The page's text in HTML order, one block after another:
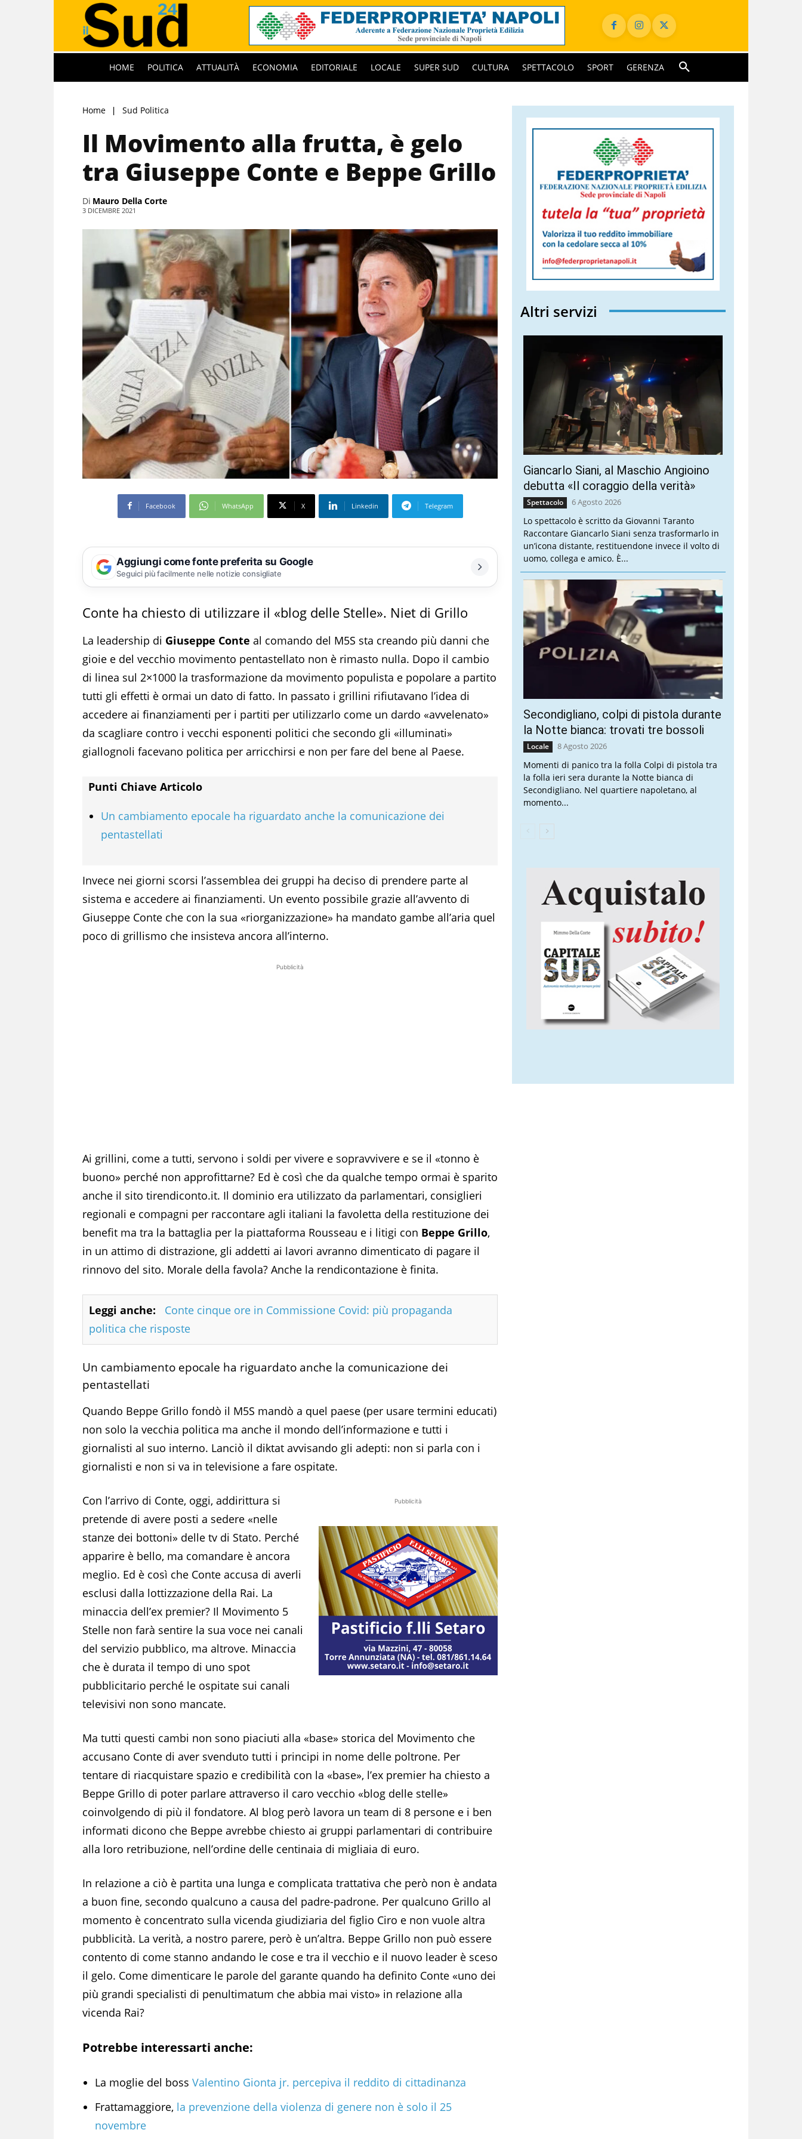
HOME POLITICA ATTUALITÀ ECONOMIA EDITORIALE LOCALE SUPER SUD CULTURA SPETTACOLO SPORT GERENZA
Home Sud Politica
Il Movimento alla frutta, è gelo
tra Giuseppe Conte e Beppe Grillo
Di Mauro Della Corte
3 DICEMBRE 2021
Facebook WhatsApp X Linkedin Telegram
Aggiungi come fonte preferita su Google
Seguici più facilmente nelle notizie consigliate
Conte ha chiesto di utilizzare il «blog delle Stelle». Niet di Grillo
La leadership di Giuseppe Conte al comando del M5S sta creando più danni che
gioie e del vecchio movimento pentastellato non è rimasto nulla. Dopo il cambio
di linea sul 2×1000 la trasformazione da movimento populista e popolare a partito
tutti gli effetti è ormai un dato di fatto. In passato i grillini rifiutavano l’idea di
accedere ai finanziamenti per i partiti per utilizzarlo come un dardo «avvelenato»
da scagliare contro i vecchi esponenti politici che secondo gli «illuminati»
giallognoli facevano politica per arricchirsi e non per fare del bene al Paese.
Punti Chiave Articolo
Un cambiamento epocale ha riguardato anche la comunicazione dei
pentastellati
Invece nei giorni scorsi l’assemblea dei gruppi ha deciso di prendere parte al
sistema e accedere ai finanziamenti. Un evento possibile grazie all’avvento di
Giuseppe Conte che con la sua «riorganizzazione» ha mandato gambe all’aria quel
poco di grillismo che insisteva ancora all’interno.
Pubblicità
Ai grillini, come a tutti, servono i soldi per vivere e sopravvivere e se il «tonno è
buono» perché non approfittarne? Ed è così che da qualche tempo ormai è sparito
anche il sito tirendiconto.it. Il dominio era utilizzato da parlamentari, consiglieri
regionali e compagni per raccontare agli italiani la favoletta della restituzione dei
benefit ma tra la battaglia per la piattaforma Rousseau e i litigi con Beppe Grillo,
in un attimo di distrazione, gli addetti ai lavori avranno dimenticato di pagare il
rinnovo del sito. Morale della favola? Anche la rendicontazione è finita.
Leggi anche:
Conte cinque ore in Commissione Covid: più propaganda
politica che risposte
Un cambiamento epocale ha riguardato anche la comunicazione dei
pentastellati
Quando Beppe Grillo fondò il M5S mandò a quel paese (per usare termini educati)
non solo la vecchia politica ma anche il mondo dell’informazione e tutti i
giornalisti al suo interno. Lanciò il diktat avvisando gli adepti: non si parla con i
giornalisti e non si va in televisione a fare ospitate.
Pubblicità
Con l’arrivo di Conte, oggi, addirittura si
pretende di avere posti a sedere «nelle
stanze dei bottoni» delle tv di Stato. Perché
apparire è bello, ma comandare è ancora
meglio. Ed è così che Conte accusa di averli
esclusi dalla lottizzazione della Rai. La
minaccia dell’ex premier? Il Movimento 5
Stelle non farà sentire la sua voce nei canali
del servizio pubblico, ma altrove. Minaccia
che è durata il tempo di uno spot
pubblicitario perché le ospitate sui canali
televisivi non sono mancate.
Ma tutti questi cambi non sono piaciuti alla «base» storica del Movimento che
accusano Conte di aver svenduto tutti i principi in nome delle poltrone. Per
tentare di riacquistare spazio e credibilità con la «base», l’ex premier ha chiesto a
Beppe Grillo di poter parlare attraverso il caro vecchio «blog delle stelle»
coinvolgendo di più il fondatore. Al blog però lavora un team di 8 persone e i ben
informati dicono che Beppe avrebbe chiesto ai gruppi parlamentari di contribuire
alla loro retribuzione, nell’ordine delle centinaia di migliaia di euro.
In relazione a ciò è partita una lunga e complicata trattativa che però non è andata
a buon fine, secondo qualcuno a causa del padre-padrone. Per qualcuno Grillo al
momento è concentrato sulla vicenda giudiziaria del figlio Ciro e non vuole altra
pubblicità. La verità, a nostro parere, però è un’altra. Beppe Grillo non può essere
contento di come stanno andando le cose e tra il vecchio e il nuovo leader è sceso
il gelo. Come dimenticare le parole del garante quando ha definito Conte «uno dei
più grandi specialisti di penultimatum che abbia mai visto» in relazione alla
vicenda Rai?
Potrebbe interessarti anche:
La moglie del boss Valentino Gionta jr. percepiva il reddito di cittadinanza
Frattamaggiore, la prevenzione della violenza di genere non è solo il 25
novembre
Altri servizi
Giancarlo Siani, al Maschio Angioino
debutta «Il coraggio della verità»
Spettacolo 6 Agosto 2026
Lo spettacolo è scritto da Giovanni Taranto
Raccontare Giancarlo Siani senza trasformarlo in
un’icona distante, restituendone invece il volto di
uomo, collega e amico. È...
Secondigliano, colpi di pistola durante
la Notte bianca: trovati tre bossoli
Locale 8 Agosto 2026
Momenti di panico tra la folla Colpi di pistola tra
la folla ieri sera durante la Notte bianca di
Secondigliano. Nel quartiere napoletano, al
momento...